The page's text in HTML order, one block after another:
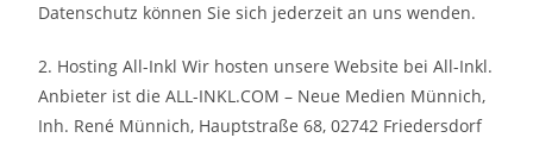
Datenschutz können Sie sich jederzeit an uns wenden.
2. Hosting All-Inkl Wir hosten unsere Website bei All-Inkl.
Anbieter ist die ALL-INKL.COM – Neue Medien Münnich,
Inh. René Münnich, Hauptstraße 68, 02742 Friedersdorf